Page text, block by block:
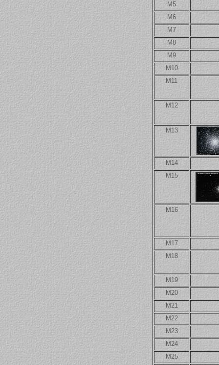
M5
M6
M7
M8
M9
M10
M11
M12
M13
M14
M15
M16
M17
M18
M19
M20
M21
M22
M23
M24
M25